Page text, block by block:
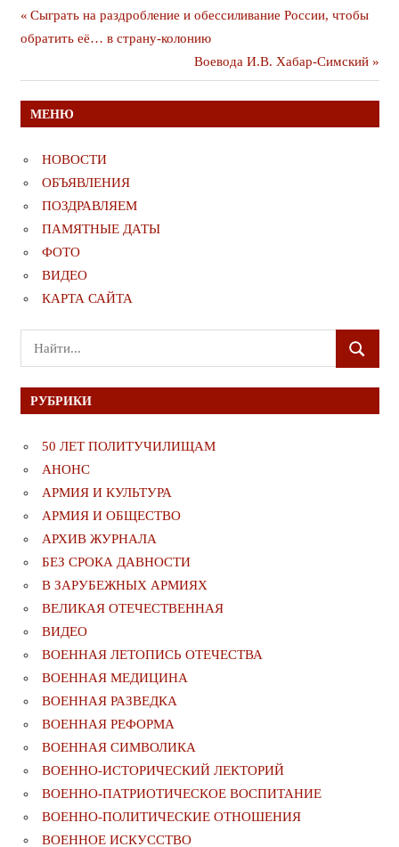
Навигация
по
записям
Предыдущая
публикация
Сыграть на раздробление и обессиливание России, чтобы
обратить её… в страну-колонию
Следующая
публикация
Воевода И.В. Хабар-Симский
МЕНЮ
НОВОСТИ
ОБЪЯВЛЕНИЯ
ПОЗДРАВЛЯЕМ
ПАМЯТНЫЕ ДАТЫ
ФОТО
ВИДЕО
КАРТА САЙТА
Поиск
для:
ПОИСК
РУБРИКИ
50 ЛЕТ ПОЛИТУЧИЛИЩАМ
АНОНС
АРМИЯ И КУЛЬТУРА
АРМИЯ И ОБЩЕСТВО
АРХИВ ЖУРНАЛА
БЕЗ СРОКА ДАВНОСТИ
В ЗАРУБЕЖНЫХ АРМИЯХ
ВЕЛИКАЯ ОТЕЧЕСТВЕННАЯ
ВИДЕО
ВОЕННАЯ ЛЕТОПИСЬ ОТЕЧЕСТВА
ВОЕННАЯ МЕДИЦИНА
ВОЕННАЯ РАЗВЕДКА
ВОЕННАЯ РЕФОРМА
ВОЕННАЯ СИМВОЛИКА
ВОЕННО-ИСТОРИЧЕСКИЙ ЛЕКТОРИЙ
ВОЕННО-ПАТРИОТИЧЕСКОЕ ВОСПИТАНИЕ
ВОЕННО-ПОЛИТИЧЕСКИE ОТНОШЕНИЯ
ВОЕННОЕ ИСКУССТВО